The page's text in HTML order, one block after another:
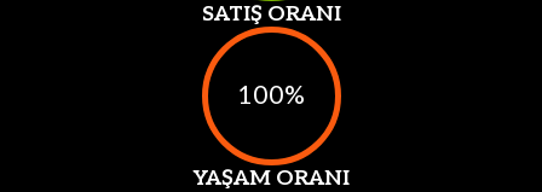
SATIŞ ORANI
100%
YAŞAM ORANI